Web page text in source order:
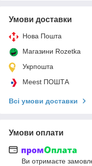
Умови доставки
Нова Пошта
Магазини Rozetka
Укрпошта
Meest ПОШТА
Всі умови доставки
Умови оплати
Ви отримаєте